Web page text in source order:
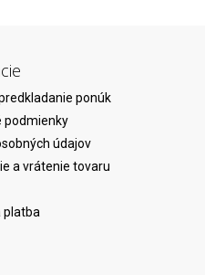
ponúk
podmienky
údajov
a vrátenie tovaru
platba